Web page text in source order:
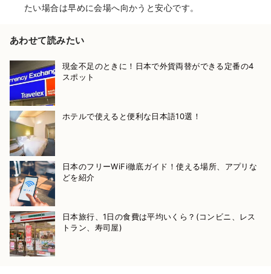
たい場合は早めに会場へ向かうと安心です。
あわせて読みたい
現金不足のときに！日本で外貨両替ができる定番の4
スポット
ホテルで使えると便利な日本語10選！
日本のフリーWiFi徹底ガイド！使える場所、アプリな
どを紹介
日本旅行、1日の食費は平均いくら？(コンビニ、レス
トラン、寿司屋)